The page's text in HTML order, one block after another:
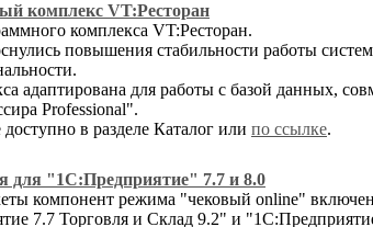
комплекс VT:Ресторан
комплекса VT:Ресторан.
повышения стабильности работы
адаптирована для работы с базой данных,
Professional".
в разделе Каталог или по ссылке.
для "1С:Предприятие" 7.7 и 8.0
компонент режима "чековый online"
7.7 Торговля и Склад 9.2" и